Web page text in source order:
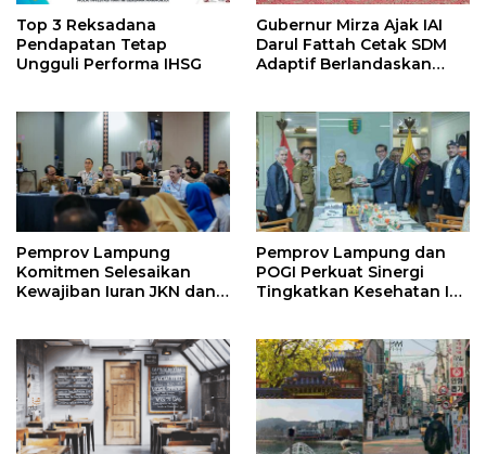
Top 3 Reksadana
Pendapatan Tetap
Ungguli Performa IHSG
Gubernur Mirza Ajak IAI
Darul Fattah Cetak SDM
Adaptif Berlandaskan
Pemprov Lampung
Komitmen Selesaikan
Kewajiban Iuran JKN dan
Kesehatan
Pemprov Lampung dan
POGI Perkuat Sinergi
Tingkatkan Kesehatan Ibu